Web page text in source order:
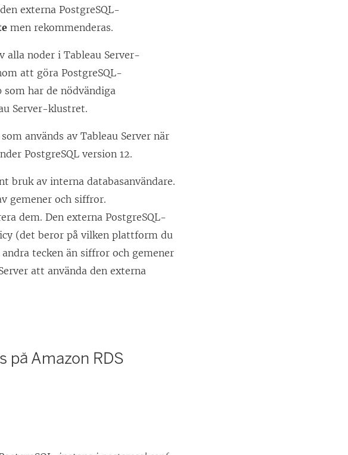
externa PostgreSQL-
men rekommenderas.
alla noder i Tableau Server-
att göra PostgreSQL-
har de nödvändiga
Server-klustret.
används av Tableau Server när
PostgreSQL version 12.
bruk av interna databasanvändare.
gemener och siffror.
dem. Den externa PostgreSQL-
(det beror på vilken plattform du
tecken än siffror och gemener
att använda den externa
på Amazon RDS